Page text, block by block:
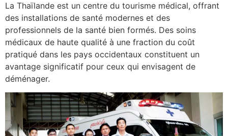
La Thaïlande est un centre du tourisme médical, offrant
des installations de santé modernes et des
professionnels de la santé bien formés. Des soins
médicaux de haute qualité à une fraction du coût
pratiqué dans les pays occidentaux constituent un
avantage significatif pour ceux qui envisagent de
déménager.